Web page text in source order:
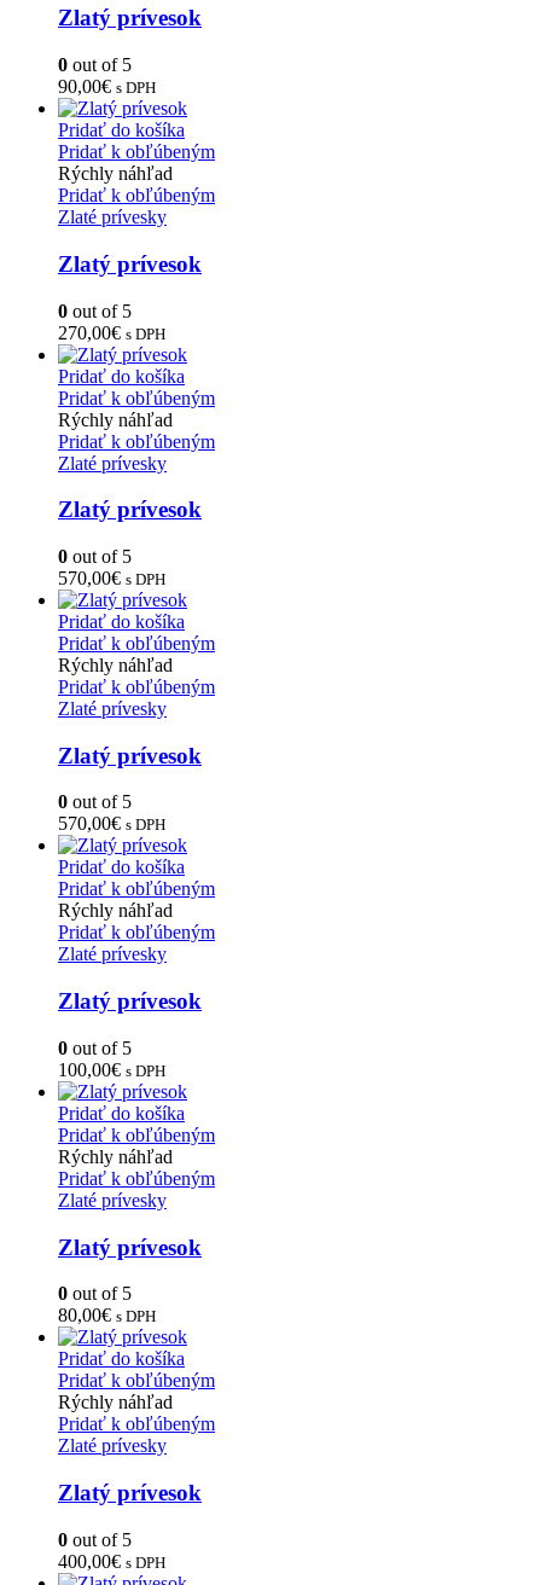
Zlatý prívesok
0 out of 5
90,00€ s DPH
Pridať do košíka
Pridať k obľúbeným
Rýchly náhľad
Pridať k obľúbeným
Zlaté prívesky
Zlatý prívesok
0 out of 5
270,00€ s DPH
Pridať do košíka
Pridať k obľúbeným
Rýchly náhľad
Pridať k obľúbeným
Zlaté prívesky
Zlatý prívesok
0 out of 5
570,00€ s DPH
Pridať do košíka
Pridať k obľúbeným
Rýchly náhľad
Pridať k obľúbeným
Zlaté prívesky
Zlatý prívesok
0 out of 5
570,00€ s DPH
Pridať do košíka
Pridať k obľúbeným
Rýchly náhľad
Pridať k obľúbeným
Zlaté prívesky
Zlatý prívesok
0 out of 5
100,00€ s DPH
Pridať do košíka
Pridať k obľúbeným
Rýchly náhľad
Pridať k obľúbeným
Zlaté prívesky
Zlatý prívesok
0 out of 5
80,00€ s DPH
Pridať do košíka
Pridať k obľúbeným
Rýchly náhľad
Pridať k obľúbeným
Zlaté prívesky
Zlatý prívesok
0 out of 5
400,00€ s DPH